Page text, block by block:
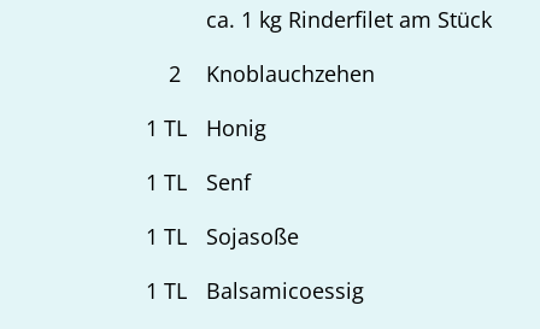
ca. 1 kg Rinderfilet am Stück
2
Knoblauchzehen
1 TL
Honig
1 TL
Senf
1 TL
Sojasoße
1 TL
Balsamicoessig